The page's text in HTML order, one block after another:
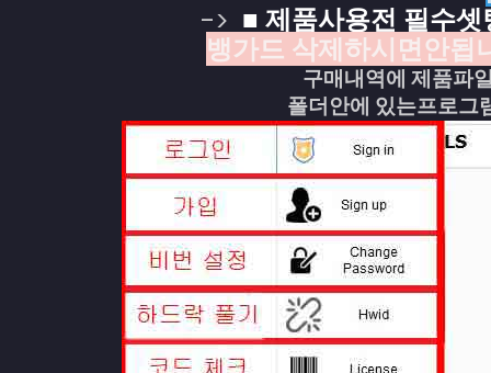
-> ■ 제품사용전 필수셋
뱅가드 삭제하시면안됩
구매내역에 제품파
폴더안에 있는프로그